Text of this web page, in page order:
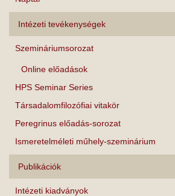
Intézeti tevékenységek
Szemináriumsorozat
Online előadások
HPS Seminar Series
Társadalomfilozófiai vitakör
Peregrinus előadás-sorozat
Ismeretelméleti műhely-szeminárium
Publikációk
Intézeti kiadványok